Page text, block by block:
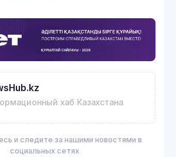
хаб Казахстана
и следите за нашими новостями в
социальных сетях